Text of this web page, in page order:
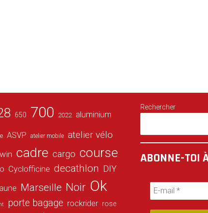
650 700 2022 aluminium
ASVP atelier mobile atelier vélo
cadre cargo course
Cyclofficine decathlon DIY
Marseille Noir Ok
porte bagage rockrider rose
Rechercher
ABONNE-TOI